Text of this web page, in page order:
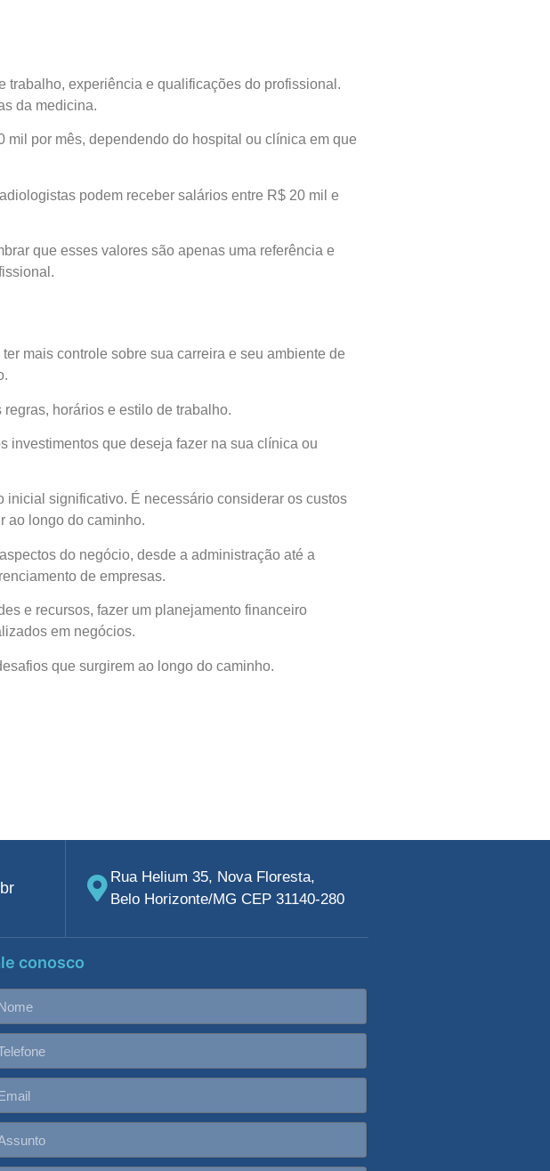
trabalho, experiência e qualificações do profissional.
da medicina.
por mês, dependendo do hospital ou clínica em que
podem receber salários entre R$ 20 mil e
que esses valores são apenas uma referência e
mais controle sobre sua carreira e seu ambiente de
horários e estilo de trabalho.
investimentos que deseja fazer na sua clínica ou
inicial significativo. É necessário considerar os custos
ao longo do caminho.
do negócio, desde a administração até a
de empresas.
e recursos, fazer um planejamento financeiro
em negócios.
que surgirem ao longo do caminho.
Rua Helium 35, Nova Floresta,
Belo Horizonte/MG CEP 31140-280
conosco